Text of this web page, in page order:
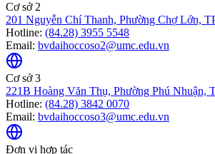
Cơ sở 2
201 Nguyễn Chí Thanh, Phường Chợ Lớn,
Hotline: (84.28) 3955 5548
Email: bvdaihoccoso2@umc.edu.vn
Cơ sở 3
221B Hoàng Văn Thụ, Phường Phú Nhuận,
Hotline: (84.28) 3842 0070
Email: bvdaihoccoso3@umc.edu.vn
Đơn vị hợp tác